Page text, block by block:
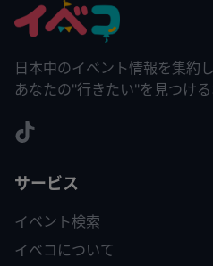
日本中のイベント情報を集約し
あなたの"行きたい"を見つける
サービス
イベント検索
イベコについて